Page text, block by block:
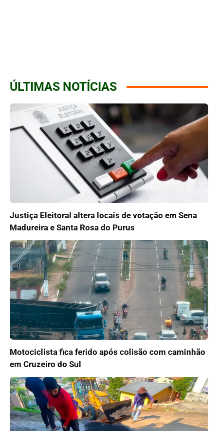
ÚLTIMAS NOTÍCIAS
Justiça Eleitoral altera locais de votação em Sena
Madureira e Santa Rosa do Purus
Motociclista fica ferido após colisão com caminhão
em Cruzeiro do Sul